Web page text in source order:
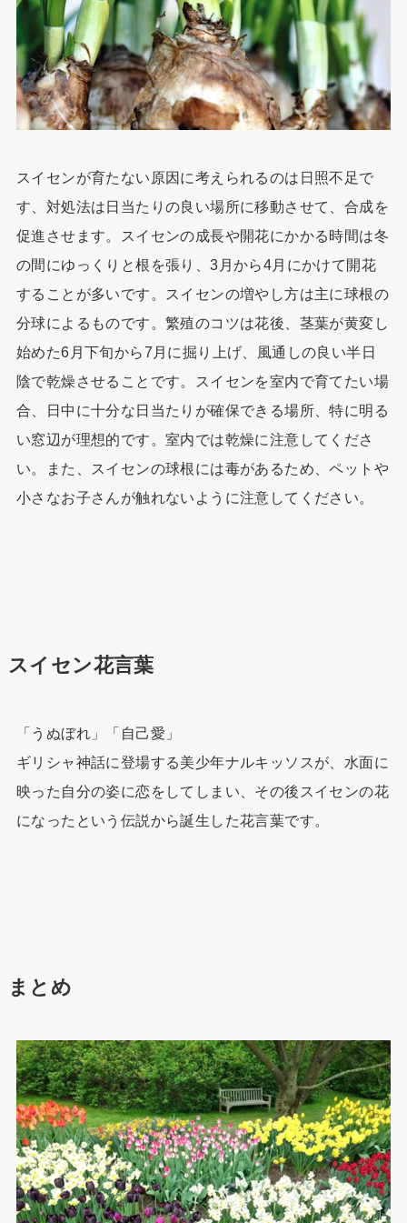
スイセンが育たない原因に考えられるのは日照不足で
す、対処法は日当たりの良い場所に移動させて、合成を
促進させます。スイセンの成長や開花にかかる時間は冬
の間にゆっくりと根を張り、3月から4月にかけて開花
することが多いです。スイセンの増やし方は主に球根の
分球によるものです。繁殖のコツは花後、茎葉が黄変し
始めた6月下旬から7月に掘り上げ、風通しの良い半日
陰で乾燥させることです。スイセンを室内で育てたい場
合、日中に十分な日当たりが確保できる場所、特に明る
い窓辺が理想的です。室内では乾燥に注意してくださ
い。また、スイセンの球根には毒があるため、ペットや
小さなお子さんが触れないように注意してください。
スイセン花言葉
「うぬぼれ」「自己愛」
ギリシャ神話に登場する美少年ナルキッソスが、水面に
映った自分の姿に恋をしてしまい、その後スイセンの花
になったという伝説から誕生した花言葉です。
まとめ